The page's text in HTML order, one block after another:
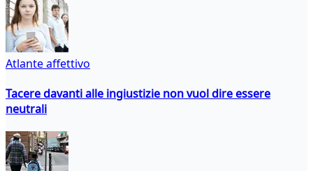
Atlante affettivo
Tacere davanti alle ingiustizie non vuol dire essere
neutrali